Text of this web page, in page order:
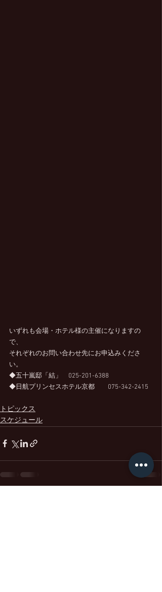
いずれも会場・ホテル様の主催になりますの
で、
それぞれのお問い合わせ先にお申込みくださ
い。
◆五十嵐邸「結」　025-201-6388
◆日航プリンセスホテル京都　　075-342-2415
トピックス
スケジュール